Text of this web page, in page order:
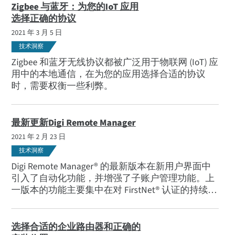
Zigbee 与蓝牙：为您的IoT 应用
选择正确的协议
2021 年 3 月 5 日
技术洞察
Zigbee 和蓝牙无线协议都被广泛用于物联网 (IoT) 应
用中的本地通信，在为您的应用选择合适的协议
时，需要权衡一些利弊。
最新更新Digi Remote Manager
2021 年 2 月 23 日
技术洞察
Digi Remote Manager® 的最新版本在新用户界面中
引入了自动化功能，并增强了子账户管理功能。上
一版本的功能主要集中在对 FirstNet® 认证的持续支
选择合适的企业路由器和正确的